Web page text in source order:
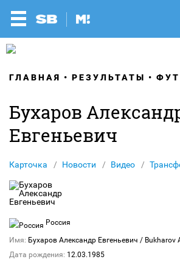
ГЛАВНАЯ РЕЗУЛЬТАТЫ
Бухаров
Евгеньевич
Карточка Новости Видео
Россия
Имя: Бухаров Александр Евгеньевич / Bukharov
Дата рождения: 12.03.1985